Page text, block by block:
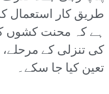
طریق کار استعمال
ہے کہ محنت کشوں
کی تنزلی کے
تعین کیا جا سکے۔